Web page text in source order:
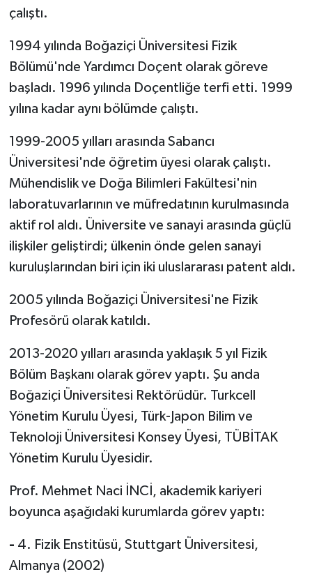
çalıştı.
1994 yılında Boğaziçi Üniversitesi Fizik
Bölümü'nde Yardımcı Doçent olarak göreve
başladı. 1996 yılında Doçentliğe terfi etti. 1999
yılına kadar aynı bölümde çalıştı.
1999-2005 yılları arasında Sabancı
Üniversitesi'nde öğretim üyesi olarak çalıştı.
Mühendislik ve Doğa Bilimleri Fakültesi'nin
laboratuvarlarının ve müfredatının kurulmasında
aktif rol aldı. Üniversite ve sanayi arasında güçlü
ilişkiler geliştirdi; ülkenin önde gelen sanayi
kuruluşlarından biri için iki uluslararası patent aldı.
2005 yılında Boğaziçi Üniversitesi'ne Fizik
Profesörü olarak katıldı.
2013-2020 yılları arasında yaklaşık 5 yıl Fizik
Bölüm Başkanı olarak görev yaptı. Şu anda
Boğaziçi Üniversitesi Rektörüdür. Turkcell
Yönetim Kurulu Üyesi, Türk-Japon Bilim ve
Teknoloji Üniversitesi Konsey Üyesi, TÜBİTAK
Yönetim Kurulu Üyesidir.
Prof. Mehmet Naci İNCİ, akademik kariyeri
boyunca aşağıdaki kurumlarda görev yaptı:
- 4. Fizik Enstitüsü, Stuttgart Üniversitesi,
Almanya (2002)